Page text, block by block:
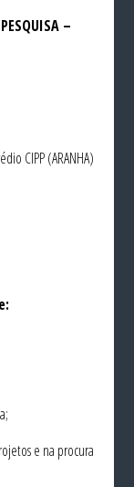
–
CIPP (ARANHA)
e na procura